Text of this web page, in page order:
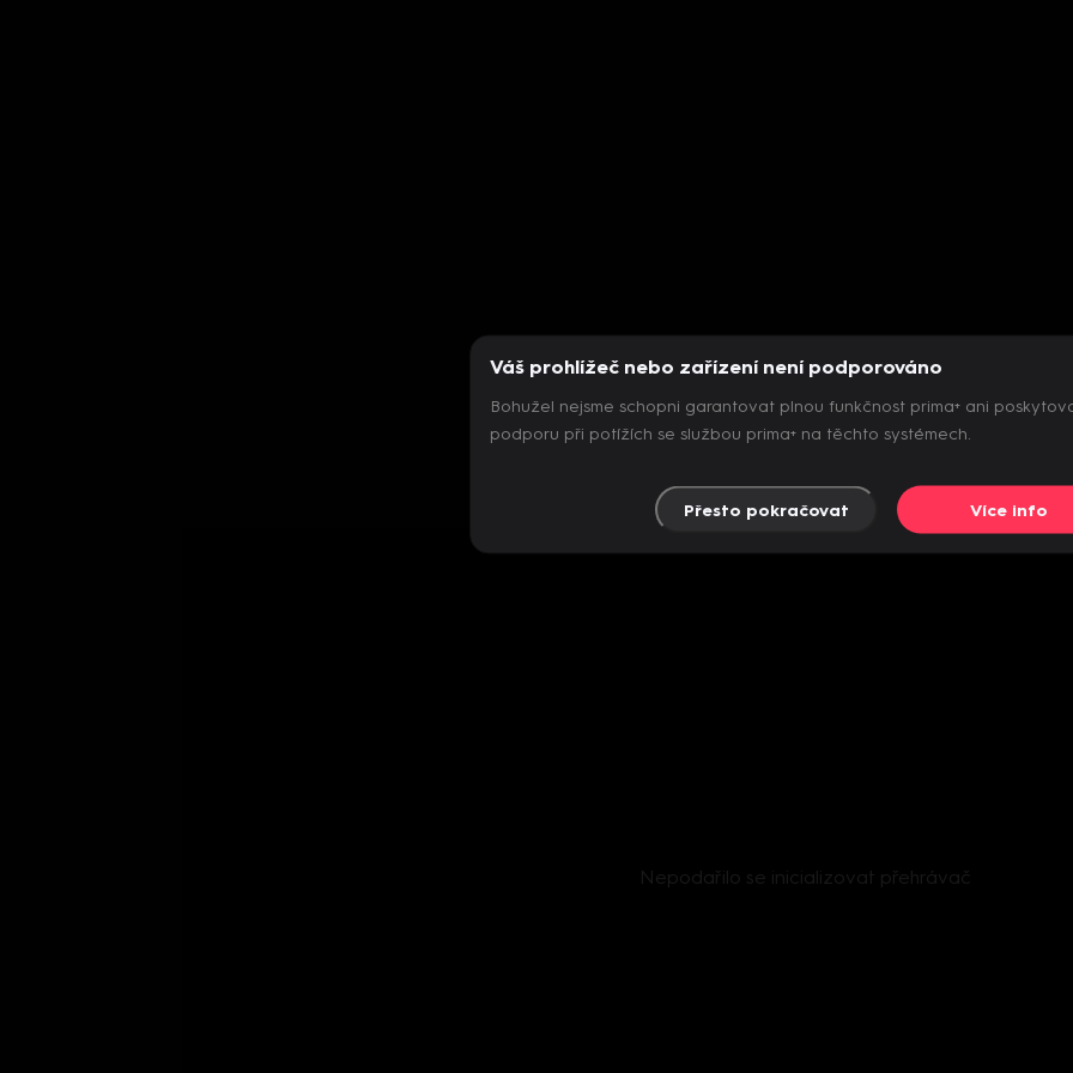
Nepodařilo se inicializovat přehrávač
Váš prohlížeč nebo zařízení není podporováno
Bohužel nejsme schopni garantovat plnou funkčnost prima+ ani
podporu při potížích se službou prima+ na těchto systémech.
Přesto pokračovat Více info